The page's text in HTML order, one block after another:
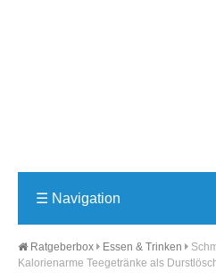
☰ Navigation
Ratgeberbox Essen & Trinken
Kalorienarme Teegetränke als